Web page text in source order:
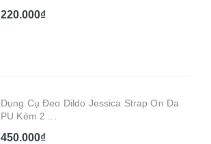
220.000₫
Dụng Cụ Đeo Dildo Jessica Strap On Da
PU Kèm 2 ...
450.000₫